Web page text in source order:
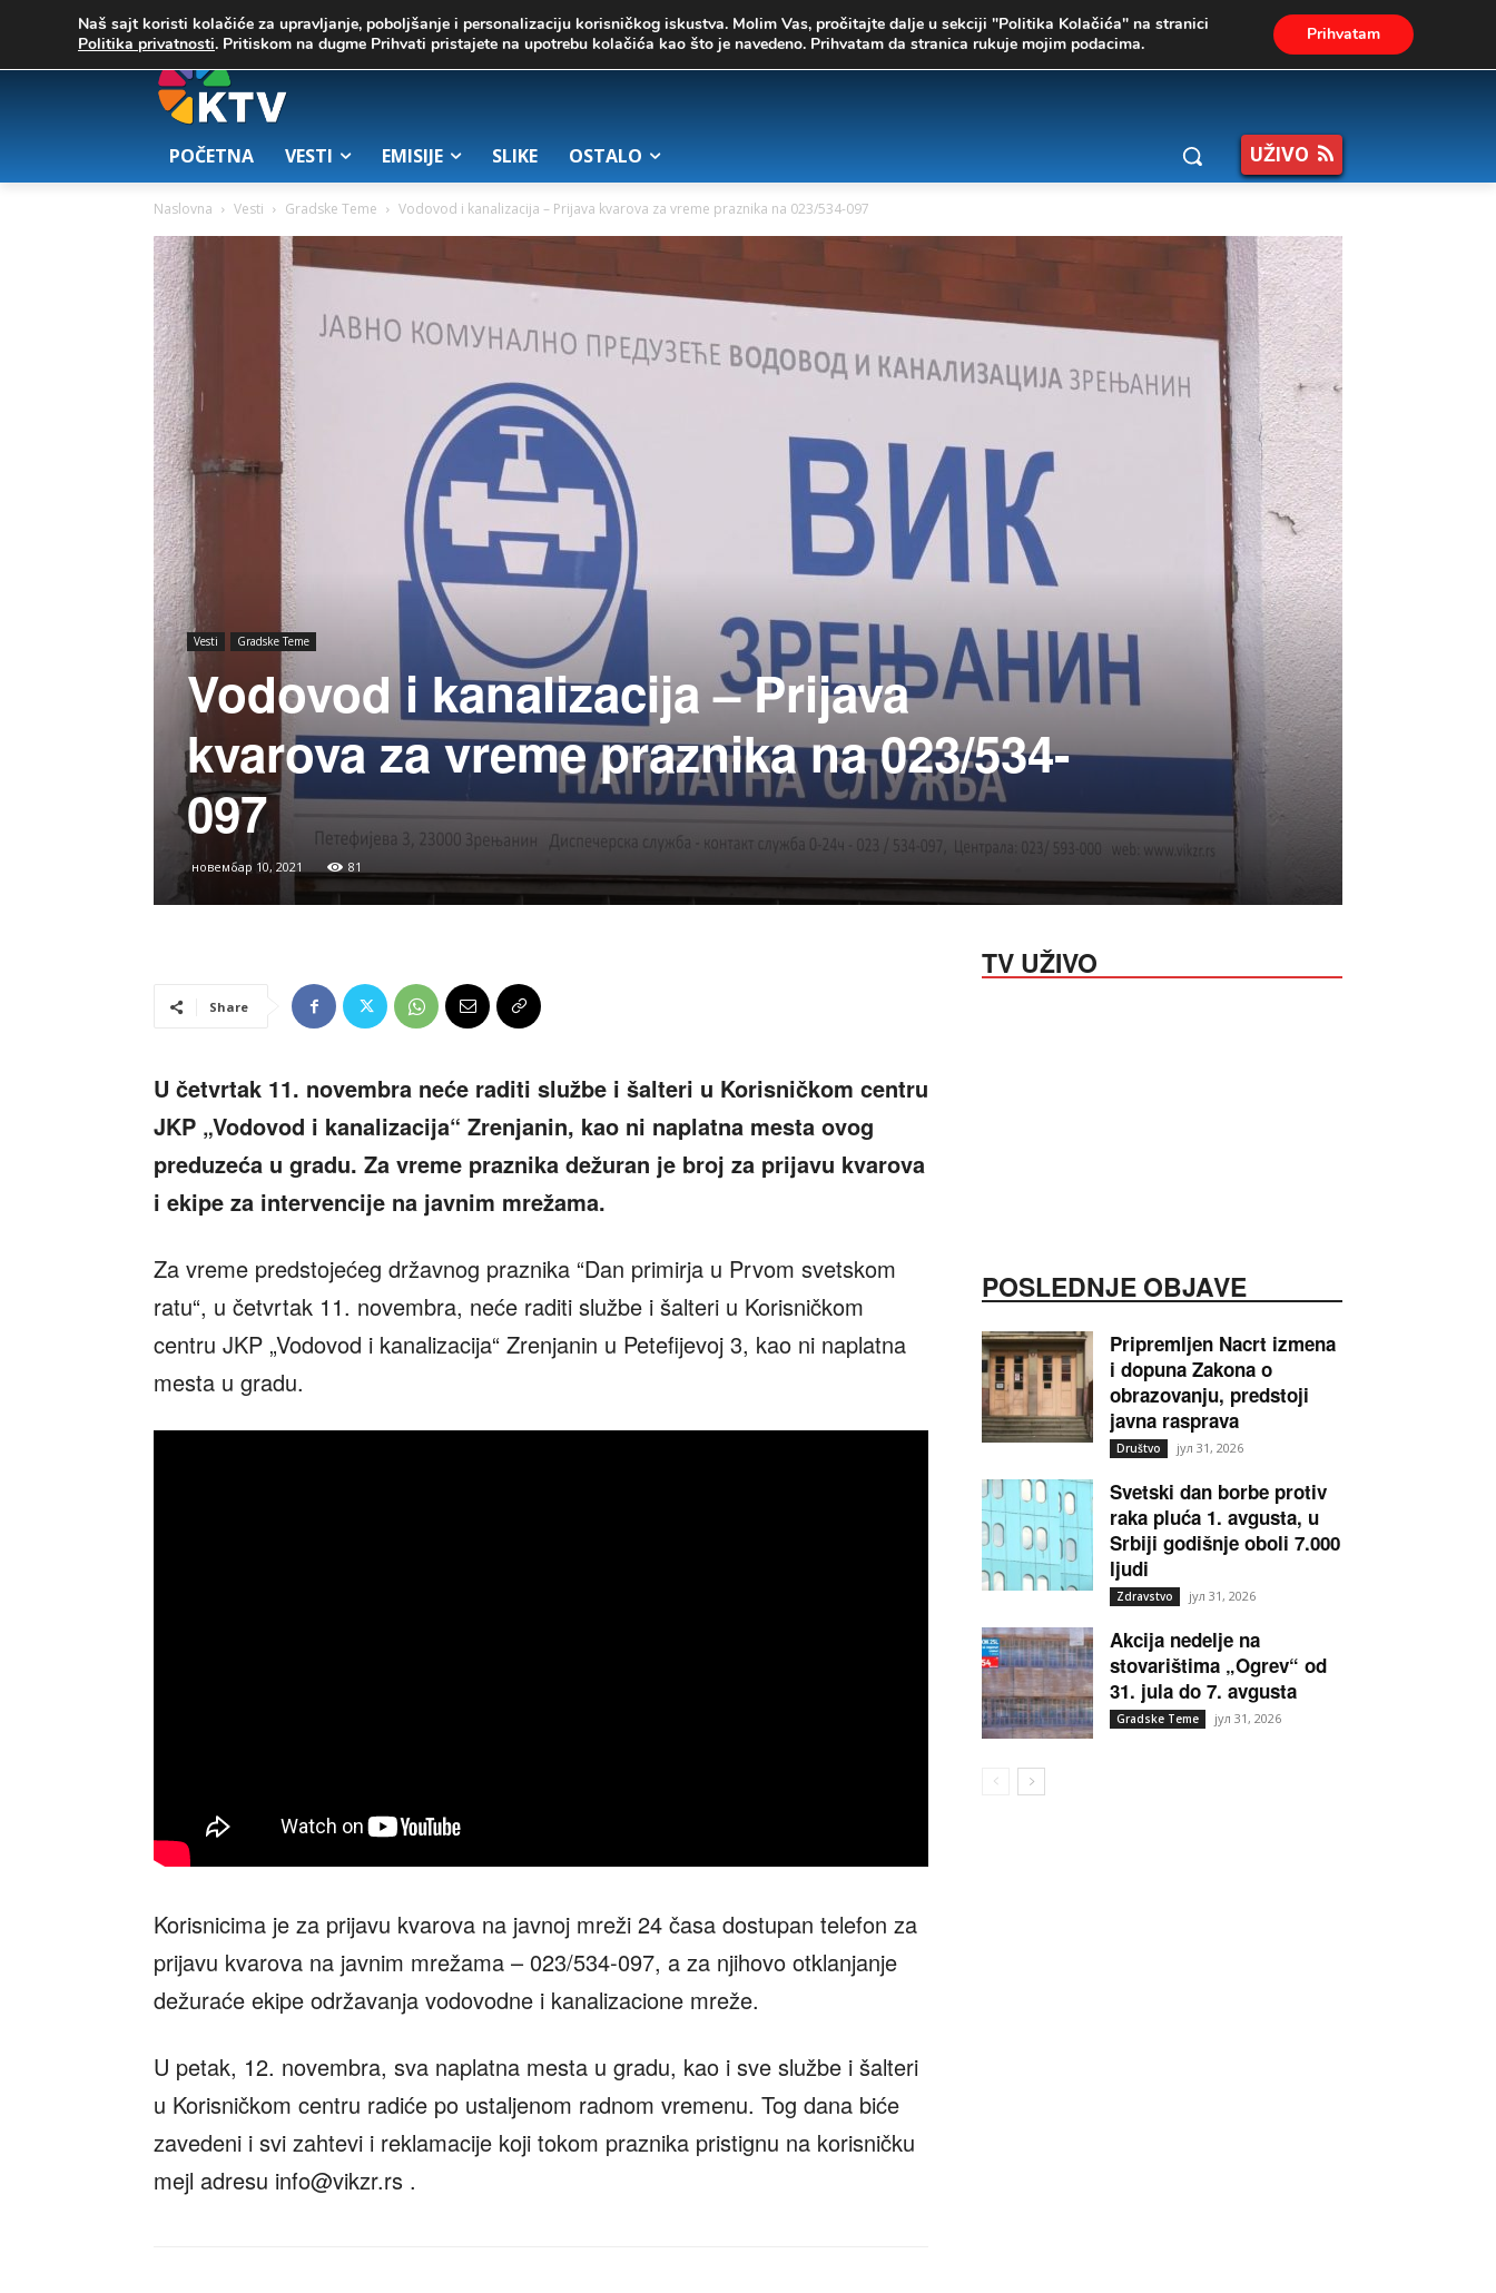
23.7 Zrenjanin 03. август 2026.
POČETNA VESTI EMISIJE SLIKE OSTALO UŽIVO
Naslovna Vesti Gradske Teme Vodovod i kanalizacija – Prijava kvarova za vreme praznika na 023/534-097
Vesti Gradske Teme
Vodovod i kanalizacija – Prijava
kvarova za vreme praznika na 023/534-
097
новембар 10, 2021 81
Share
U četvrtak 11. novembra neće raditi službe i šalteri u Korisničkom centru
JKP „Vodovod i kanalizacija“ Zrenjanin, kao ni naplatna mesta ovog
preduzeća u gradu. Za vreme praznika dežuran je broj za prijavu kvarova
i ekipe za intervencije na javnim mrežama.
Za vreme predstojećeg državnog praznika “Dan primirja u Prvom svetskom
ratu“, u četvrtak 11. novembra, neće raditi službe i šalteri u Korisničkom
centru JKP „Vodovod i kanalizacija“ Zrenjanin u Petefijevoj 3, kao ni naplatna
mesta u gradu.
Korisnicima je za prijavu kvarova na javnoj mreži 24 časa dostupan telefon za
prijavu kvarova na javnim mrežama – 023/534-097, a za njihovo otklanjanje
dežuraće ekipe održavanja vodovodne i kanalizacione mreže.
U petak, 12. novembra, sva naplatna mesta u gradu, kao i sve službe i šalteri
u Korisničkom centru radiće po ustaljenom radnom vremenu. Tog dana biće
zavedeni i svi zahtevi i reklamacije koji tokom praznika pristignu na korisničku
mejl adresu info@vikzr.rs .
TV UŽIVO
POSLEDNJE OBJAVE
Pripremljen Nacrt izmena
i dopuna Zakona o
obrazovanju, predstoji
javna rasprava
Društvo јул 31, 2026
Svetski dan borbe protiv
raka pluća 1. avgusta, u
Srbiji godišnje oboli 7.000
ljudi
Zdravstvo јул 31, 2026
Akcija nedelje na
stovarištima „Ogrev“ od
31. jula do 7. avgusta
Gradske Teme јул 31, 2026
Naš sajt koristi kolačiće za upravljanje, poboljšanje i personalizaciju korisničkog iskustva. Molim Vas, pročitajte dalje u sekciji "Politika Kolačića" na stranici
Politika privatnosti. Pritiskom na dugme Prihvati pristajete na upotrebu kolačića kao što je navedeno. Prihvatam da stranica rukuje mojim podacima. Prihvatam